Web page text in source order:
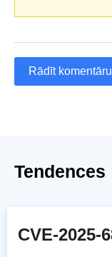
Rādīt
Tendences
CVE-2025-